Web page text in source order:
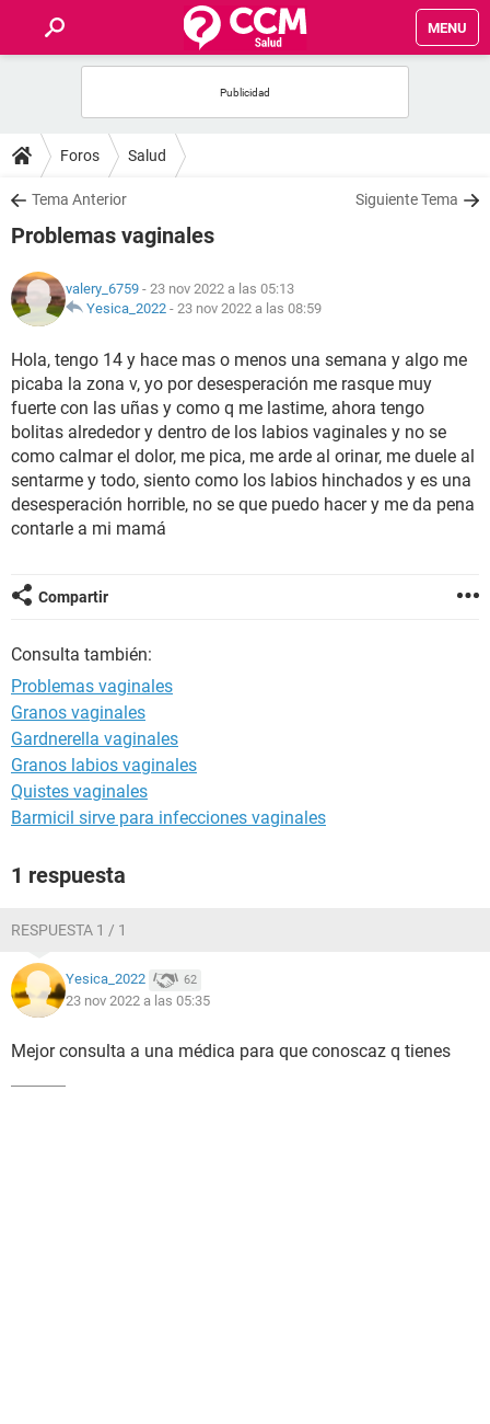
MENU
FOROS
SALUD
NUTRICIÓN
BIENESTAR
SEXUALIDAD
GLOSARIO
Foros Salud
Tema Anterior Siguiente Tema
Problemas vaginales
valery_6759 - 23 nov 2022 a las 05:13
Yesica_2022 - 23 nov 2022 a las 08:59
Hola, tengo 14 y hace mas o menos una semana y algo me
picaba la zona v, yo por desesperación me rasque muy
fuerte con las uñas y como q me lastime, ahora tengo
bolitas alrededor y dentro de los labios vaginales y no se
como calmar el dolor, me pica, me arde al orinar, me duele al
sentarme y todo, siento como los labios hinchados y es una
desesperación horrible, no se que puedo hacer y me da pena
contarle a mi mamá
Compartir
Consulta también:
Problemas vaginales
Granos vaginales
Gardnerella vaginales
Granos labios vaginales
Quistes vaginales
Barmicil sirve para infecciones vaginales
1 respuesta
RESPUESTA 1 / 1
Yesica_2022 62
23 nov 2022 a las 05:35
Mejor consulta a una médica para que conoscaz q tienes